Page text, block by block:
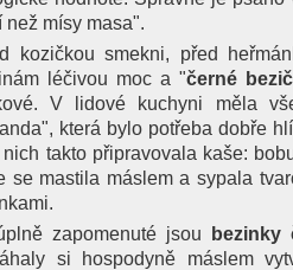
než mísy masa".
kozičkou smekni, před
léčivou moc a "černé
V lidové kuchyni měla
která bylo potřeba dobře
takto připravovala kaše:
se mastila máslem a sypala
zapomenuté jsou
bezinky
si hospodyně máslem